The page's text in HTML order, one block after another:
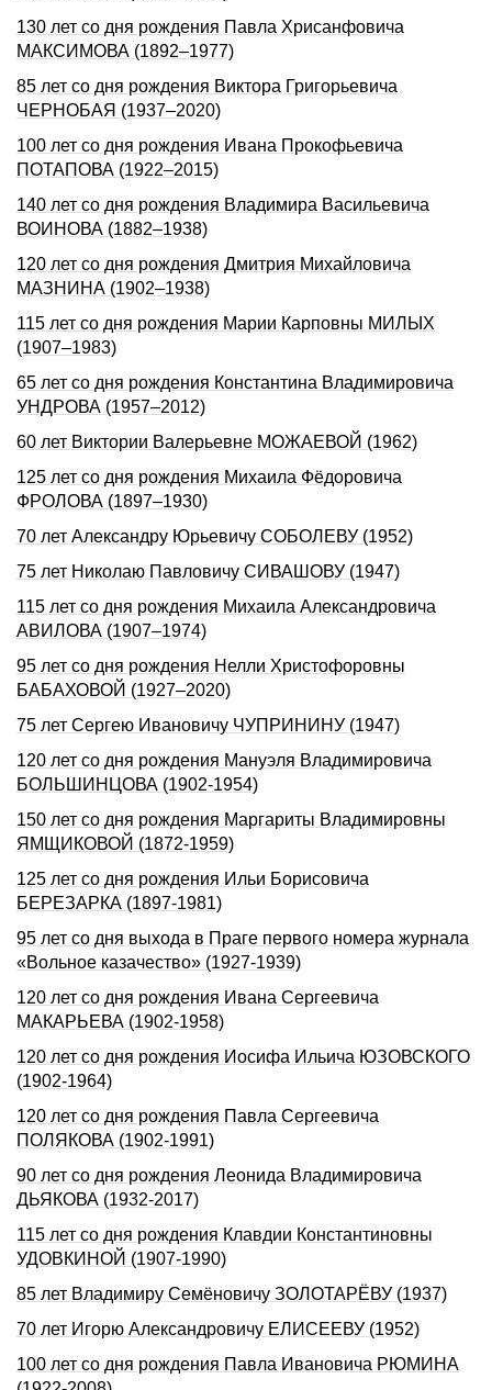
130 лет со дня рождения Павла Хрисанфовича
МАКСИМОВА (1892–1977)
85 лет со дня рождения Виктора Григорьевича
ЧЕРНОБАЯ (1937–2020)
100 лет со дня рождения Ивана Прокофьевича
ПОТАПОВА (1922–2015)
140 лет со дня рождения Владимира Васильевича
ВОИНОВА (1882–1938)
120 лет со дня рождения Дмитрия Михайловича
МАЗНИНА (1902–1938)
115 лет со дня рождения Марии Карповны МИЛЫХ
(1907–1983)
65 лет со дня рождения Константина Владимировича
УНДРОВА (1957–2012)
60 лет Виктории Валерьевне МОЖАЕВОЙ (1962)
125 лет со дня рождения Михаила Фёдоровича
ФРОЛОВА (1897–1930)
70 лет Александру Юрьевичу СОБОЛЕВУ (1952)
75 лет Николаю Павловичу СИВАШОВУ (1947)
115 лет со дня рождения Михаила Александровича
АВИЛОВА (1907–1974)
95 лет со дня рождения Нелли Христофоpовны
БАБАХОВОЙ (1927–2020)
75 лет Сергею Ивановичу ЧУПРИНИНУ (1947)
120 лет со дня рождения Мануэля Владимировича
БОЛЬШИНЦОВА (1902-1954)
150 лет со дня рождения Маргариты Владимировны
ЯМЩИКОВОЙ (1872-1959)
125 лет со дня рождения Ильи Борисовича
БЕРЕЗАРКА (1897-1981)
95 лет со дня выхода в Праге первого номера журнала
«Вольное казачество» (1927-1939)
120 лет со дня рождения Ивана Сергеевича
МАКАРЬЕВА (1902-1958)
120 лет со дня рождения Иосифа Ильича ЮЗОВСКОГО
(1902-1964)
120 лет со дня рождения Павла Сергеевича
ПОЛЯКОВА (1902-1991)
90 лет со дня рождения Леонида Владимировича
ДЬЯКОВА (1932-2017)
115 лет со дня рождения Клавдии Константиновны
УДОВКИНОЙ (1907-1990)
85 лет Владимиру Семёновичу ЗОЛОТАРЁВУ (1937)
70 лет Игоpю Александpовичу ЕЛИСЕЕВУ (1952)
100 лет со дня рождения Павла Ивановича РЮМИHА